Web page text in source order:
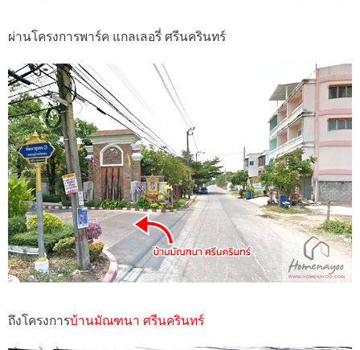
ผ่านโครงการพาร์ค แกลเลอรี่ ศรีนครินทร์
ถึงโครงการบ้านมัณฑนา ศรีนครินทร์